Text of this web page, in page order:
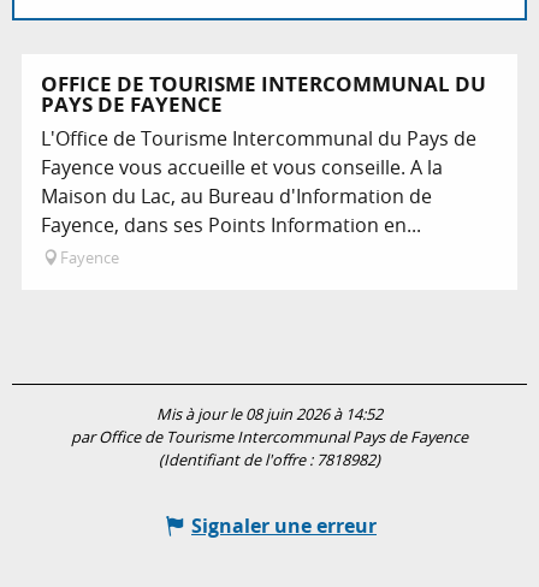
OFFICE DE TOURISME INTERCOMMUNAL DU
PAYS DE FAYENCE
L'Office de Tourisme Intercommunal du Pays de
Fayence vous accueille et vous conseille. A la
Maison du Lac, au Bureau d'Information de
Fayence, dans ses Points Information en...
Fayence
Mis à jour le 08 juin 2026 à 14:52
par Office de Tourisme Intercommunal Pays de Fayence
(Identifiant de l'offre : 7818982)
Signaler une erreur